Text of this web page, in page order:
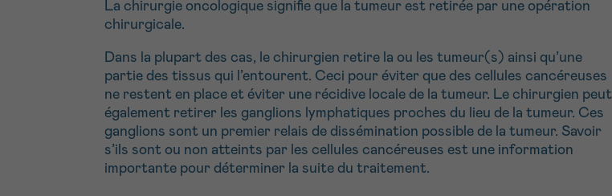
La chirurgie oncologique signifie que la tumeur est retirée par une opération
chirurgicale.
Dans la plupart des cas, le chirurgien retire la ou les tumeur(s) ainsi qu’une
partie des tissus qui l’entourent. Ceci pour éviter que des cellules cancéreuses
ne restent en place et éviter une récidive locale de la tumeur. Le chirurgien peut
également retirer les ganglions lymphatiques proches du lieu de la tumeur. Ces
ganglions sont un premier relais de dissémination possible de la tumeur. Savoir
s’ils sont ou non atteints par les cellules cancéreuses est une information
importante pour déterminer la suite du traitement.